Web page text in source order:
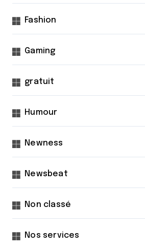
Fashion
Gaming
gratuit
Humour
Newness
Newsbeat
Non classé
Nos services